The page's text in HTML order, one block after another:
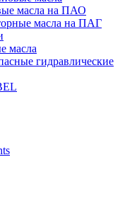
масла на ПАО
масла на ПАГ
масла
гидравлические